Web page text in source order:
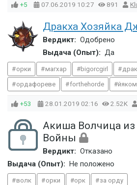
+5 07.06.2019 10:27 891
Дракха Хозяйка
Вердикт: Одобрено
Выдача (Опыт): Да
орки магхар bigorcgirl
ордафореве forthehorde
+53 28.01.2019 02:16 2.52K
Акиша Волчица из
Войны
Вердикт: Отказано
Выдача (Опыт):
Не положено
волк орки орк за орду